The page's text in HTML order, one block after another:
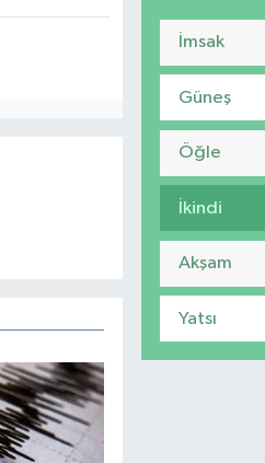
İmsak
Güneş
Öğle
İkindi
Akşam
Yatsı